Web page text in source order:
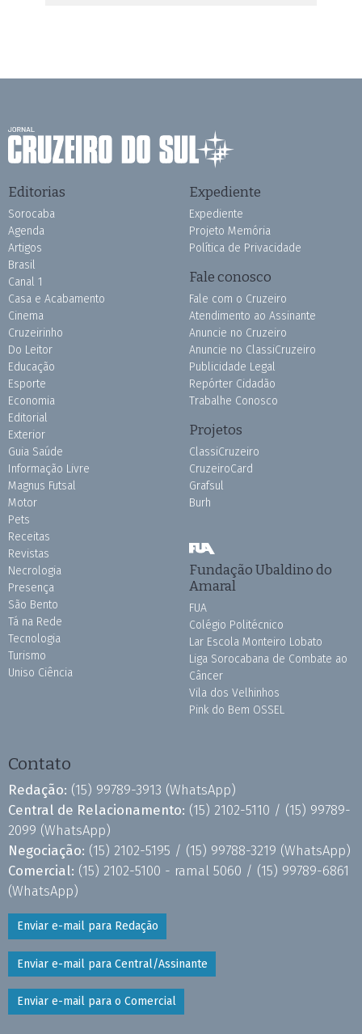
Editorias
Sorocaba
Agenda
Artigos
Brasil
Canal 1
Casa e Acabamento
Cinema
Cruzeirinho
Do Leitor
Educação
Esporte
Economia
Editorial
Exterior
Guia Saúde
Informação Livre
Magnus Futsal
Motor
Pets
Receitas
Revistas
Necrologia
Presença
São Bento
Tá na Rede
Tecnologia
Turismo
Uniso Ciência
Expediente
Expediente
Projeto Memória
Política de Privacidade
Fale conosco
Fale com o Cruzeiro
Atendimento ao Assinante
Anuncie no Cruzeiro
Anuncie no ClassiCruzeiro
Publicidade Legal
Repórter Cidadão
Trabalhe Conosco
Projetos
ClassiCruzeiro
CruzeiroCard
Grafsul
Burh
Fundação Ubaldino do
Amaral
FUA
Colégio Politécnico
Lar Escola Monteiro Lobato
Liga Sorocabana de Combate ao
Câncer
Vila dos Velhinhos
Pink do Bem OSSEL
Contato
Redação: (15) 99789-3913 (WhatsApp)
Central de Relacionamento: (15) 2102-5110 / (15) 99789-
2099 (WhatsApp)
Negociação: (15) 2102-5195 / (15) 99788-3219 (WhatsApp)
Comercial: (15) 2102-5100 - ramal 5060 / (15) 99789-6861
(WhatsApp)
Enviar e-mail para Redação
Enviar e-mail para Central/Assinante
Enviar e-mail para o Comercial